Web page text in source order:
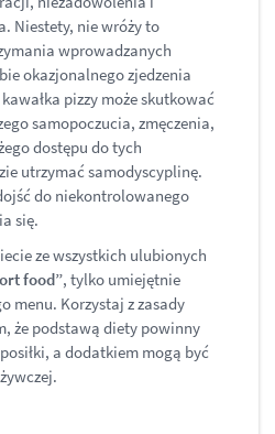
Niestety, nie wróży to
wprowadzanych
okazjonalnego zjedzenia
pizzy może skutkować
samopoczucia, zmęczenia,
dostępu do tych
utrzymać samodyscyplinę.
do niekontrolowanego
się.
ze wszystkich ulubionych
food”, tylko umiejętnie
menu. Korzystaj z zasady
że podstawą diety powinny
a dodatkiem mogą być